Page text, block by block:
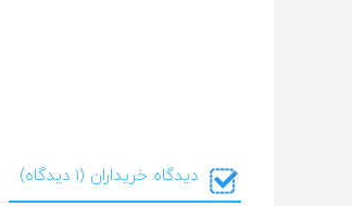
دیدگاه خریداران (1 دیدگاه)